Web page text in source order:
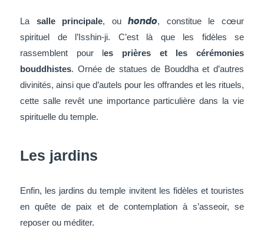
La salle principale, ouhondo, constitue le cœur
spirituel de l’Isshin-ji. C’est là que les fidèles se
rassemblent pour les prières et les cérémonies
bouddhistes. Ornée de statues de Bouddha et d’autres
divinités, ainsi que d’autels pour les offrandes et les rituels,
cette salle revêt une importance particulière dans la vie
spirituelle du temple.
Les jardins
Enfin, les jardins du temple invitent les fidèles et touristes
en quête de paix et de contemplation à s’asseoir, se
reposer ou méditer.